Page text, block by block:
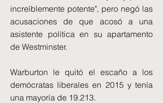
increíblemente potente", pero negó las
acusaciones de que acosó a una
asistente política en su apartamento
de Westminster.
Warburton le quitó el escaño a los
demócratas liberales en 2015 y tenía
una mayoría de 19.213.